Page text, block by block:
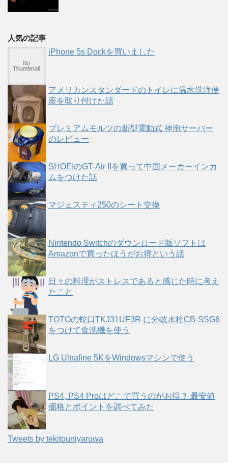
人気の記事
iPhone 5s Dockを買いました
アメリカンスタンダードのトイレに温水洗浄便
座を取り付けた話
プレミアムモルツの新型電動式 神泡サーバー
のレビュー
SHOEIのGT-Air IIを買って中国メーカーインカ
ムをつけた話
マジェスティ250のシート交換
Nintendo Switchのダウンロード版ソフトは
Amazonで買ったほうがお得という話
日々の料理がストレスであると感じた時に考え
たこと
TOTOの蛇口TKJ31UF3R に分岐水栓CB-SSG6
をつけて食洗機を使う
LG Ultrafine 5KをWindowsマシンで使う
PS4, PS4 Proはどこで買うのがお得？ 最安値
価格とポイントを調べてみた
Tweets by tekitouniyaruwa